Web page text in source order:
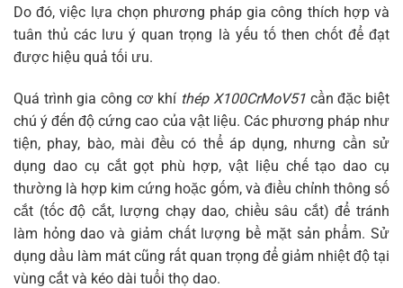
Do đó, việc lựa chọn phương pháp gia công thích hợp và
tuân thủ các lưu ý quan trọng là yếu tố then chốt để đạt
được hiệu quả tối ưu.
Quá trình gia công cơ khí thép X100CrMoV51cần đặc biệt
chú ý đến độ cứng cao của vật liệu. Các phương pháp như
tiện, phay, bào, mài đều có thể áp dụng, nhưng cần sử
dụng dao cụ cắt gọt phù hợp, vật liệu chế tạo dao cụ
thường là hợp kim cứng hoặc gốm, và điều chỉnh thông số
cắt (tốc độ cắt, lượng chạy dao, chiều sâu cắt) để tránh
làm hỏng dao và giảm chất lượng bề mặt sản phẩm. Sử
dụng dầu làm mát cũng rất quan trọng để giảm nhiệt độ tại
vùng cắt và kéo dài tuổi thọ dao.